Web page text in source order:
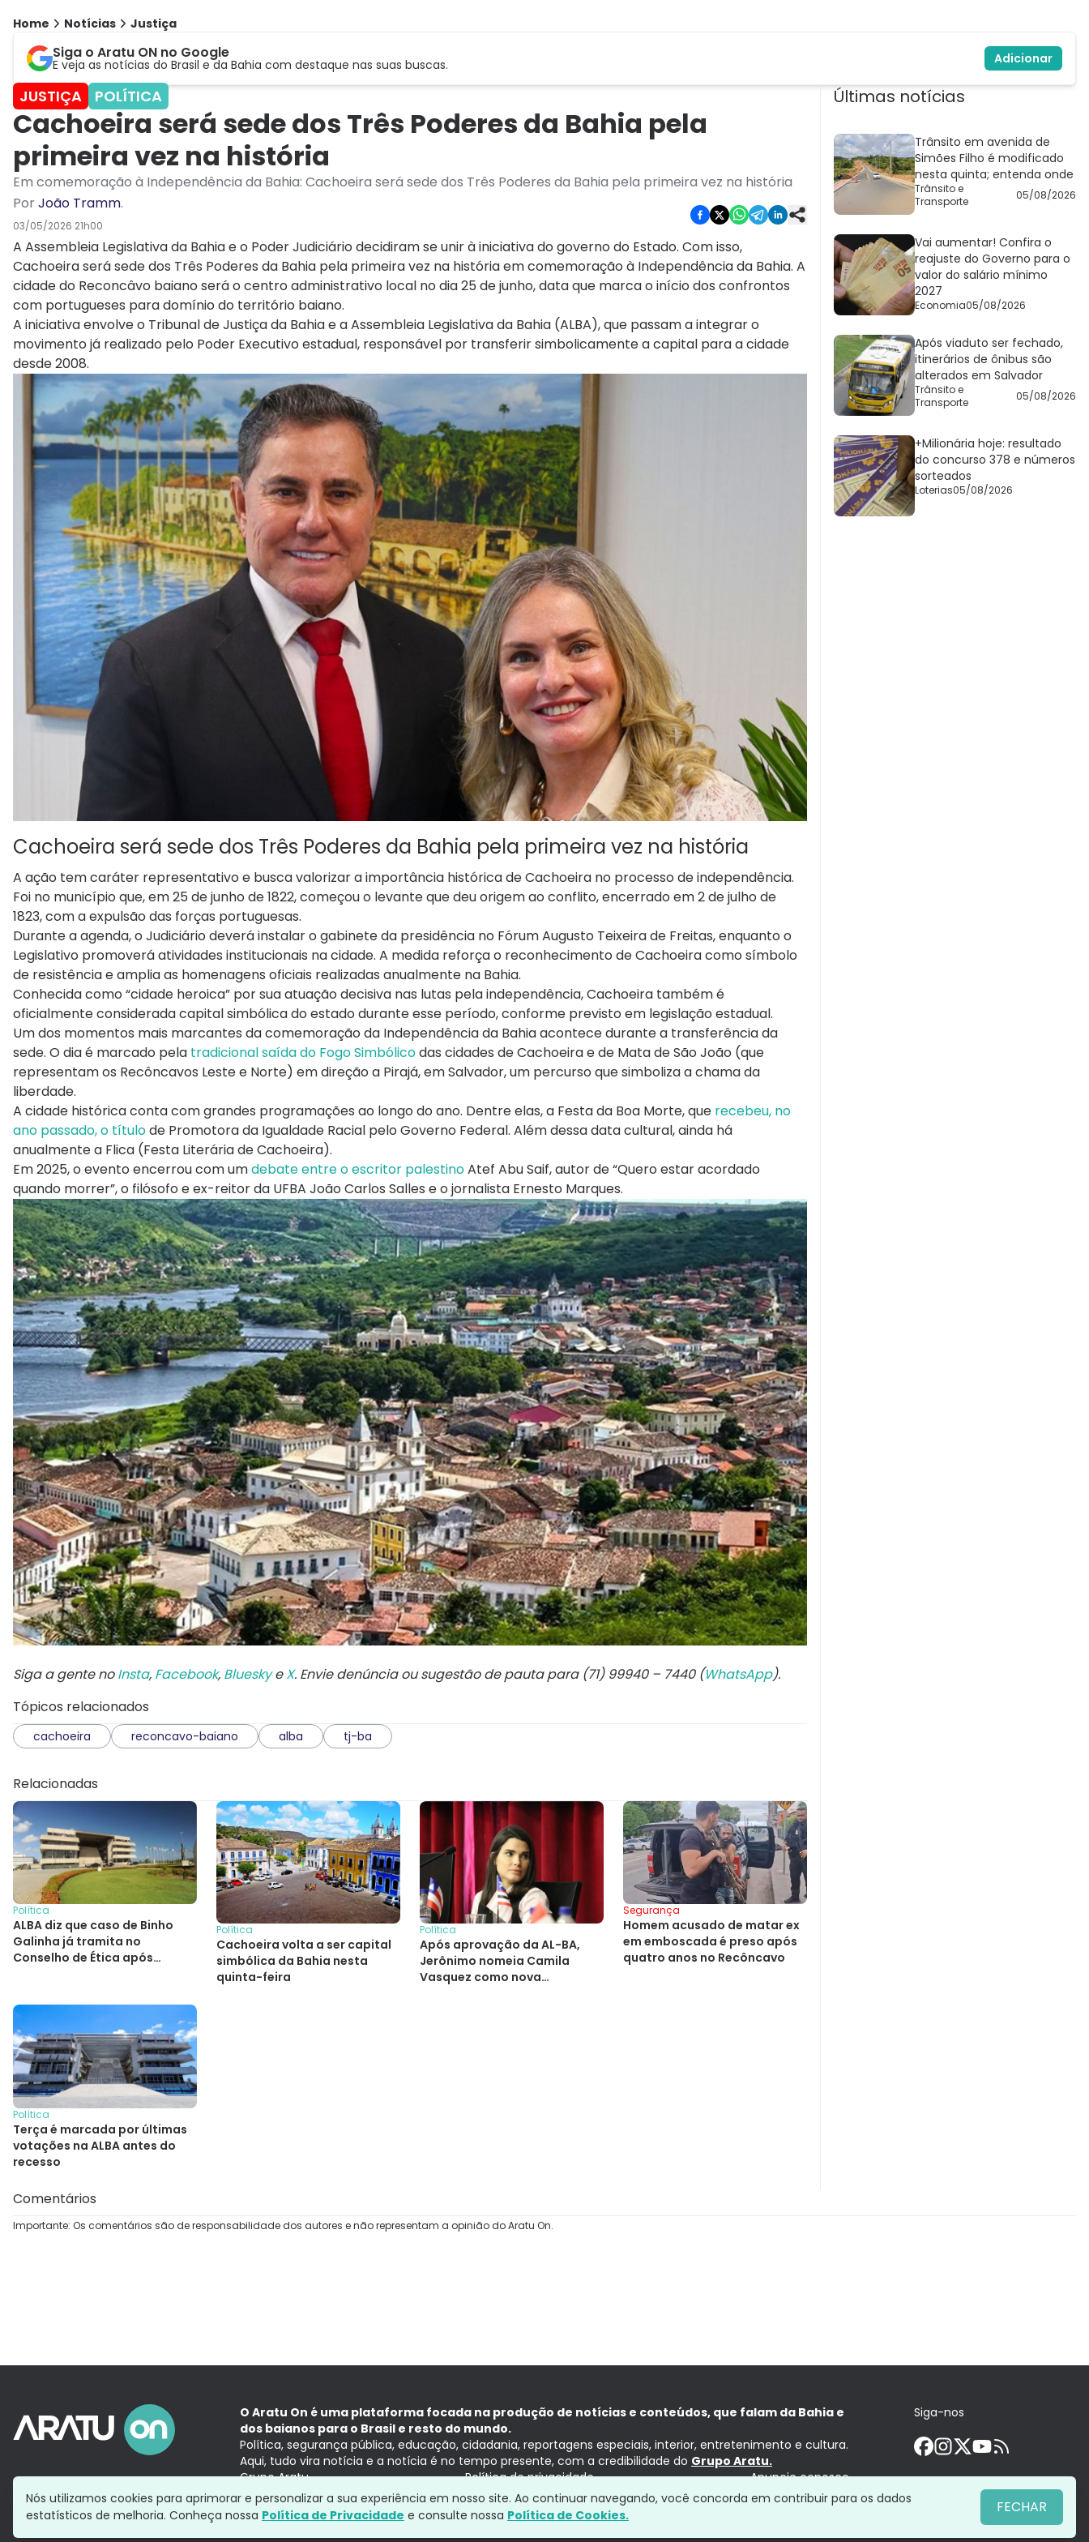
Home Notícias Justiça
Siga o Aratu ON no Google
E veja as notícias do Brasil e da Bahia com destaque nas suas buscas. Adicionar
JUSTIÇA POLÍTICA
Cachoeira será sede dos Três Poderes da Bahia pela
primeira vez na história
Em comemoração à Independência da Bahia: Cachoeira será sede dos Três Poderes da Bahia pela primeira vez na história
PorJoão Tramm.
03/05/2026 21h00
A Assembleia Legislativa da Bahia e o Poder Judiciário decidiram se unir à iniciativa do governo do Estado. Com isso,
Cachoeira será sede dos Três Poderes da Bahia pela primeira vez na história em comemoração à Independência da Bahia. A
cidade do Reconcâvo baiano será o centro administrativo local no dia 25 de junho, data que marca o início dos confrontos
com portugueses para domínio do território baiano.
A iniciativa envolve o Tribunal de Justiça da Bahia e a Assembleia Legislativa da Bahia (ALBA), que passam a integrar o
movimento já realizado pelo Poder Executivo estadual, responsável por transferir simbolicamente a capital para a cidade
desde 2008.
Cachoeira será sede dos Três Poderes da Bahia pela primeira vez na história
A ação tem caráter representativo e busca valorizar a importância histórica de Cachoeira no processo de independência.
Foi no município que, em 25 de junho de 1822, começou o levante que deu origem ao conflito, encerrado em 2 de julho de
1823, com a expulsão das forças portuguesas.
Durante a agenda, o Judiciário deverá instalar o gabinete da presidência no Fórum Augusto Teixeira de Freitas, enquanto o
Legislativo promoverá atividades institucionais na cidade. A medida reforça o reconhecimento de Cachoeira como símbolo
de resistência e amplia as homenagens oficiais realizadas anualmente na Bahia.
Conhecida como “cidade heroica” por sua atuação decisiva nas lutas pela independência, Cachoeira também é
oficialmente considerada capital simbólica do estado durante esse período, conforme previsto em legislação estadual.
Um dos momentos mais marcantes da comemoração da Independência da Bahia acontece durante a transferência da
sede. O dia é marcado pela tradicional saída do Fogo Simbólicodas cidades de Cachoeira e de Mata de São João (que
representam os Recôncavos Leste e Norte) em direção a Pirajá, em Salvador, um percurso que simboliza a chama da
liberdade.
A cidade histórica conta com grandes programações ao longo do ano. Dentre elas, a Festa da Boa Morte, que recebeu, no
ano passado, o títulode Promotora da Igualdade Racial pelo Governo Federal. Além dessa data cultural, ainda há
anualmente a Flica (Festa Literária de Cachoeira).
Em 2025, o evento encerrou com umdebate entre o escritor palestinoAtef Abu Saif, autor de “Quero estar acordado
quando morrer”, o filósofo e ex-reitor da UFBA João Carlos Salles e o jornalista Ernesto Marques.
Siga a gente noInsta, Facebook, BlueskyeX. Envie denúncia ou sugestão de pauta para (71) 99940 – 7440 (WhatsApp).
Tópicos relacionados
cachoeira reconcavo-baiano alba tj-ba
Relacionadas
Política
ALBA diz que caso de Binho
Galinha já tramita no
Conselho de Ética após
Política
Cachoeira volta a ser capital
simbólica da Bahia nesta
quinta-feira
Política
Após aprovação da AL-BA,
Jerônimo nomeia Camila
Vasquez como nova
Segurança
Homem acusado de matar ex
em emboscada é preso após
quatro anos no Recôncavo
Política
Terça é marcada por últimas
votações na ALBA antes do
recesso
Últimas notícias
Trânsito em avenida de
Simões Filho é modificado
nesta quinta; entenda onde
Trânsito e
Transporte
05/08/2026
Vai aumentar! Confira o
reajuste do Governo para o
valor do salário mínimo
2027
Economia05/08/2026
Após viaduto ser fechado,
itinerários de ônibus são
alterados em Salvador
Trânsito e
Transporte
05/08/2026
+Milionária hoje: resultado
do concurso 378 e números
sorteados
Loterias05/08/2026
Comentários
Importante: Os comentários são de responsabilidade dos autores e não representam a opinião do Aratu On.
O Aratu On é uma plataforma focada na produção de notícias e conteúdos, que falam da Bahia e
dos baianos para o Brasil e resto do mundo.
Política, segurança pública, educação, cidadania, reportagens especiais, interior, entretenimento e cultura.
Aqui, tudo vira notícia e a notícia é no tempo presente, com a credibilidade do Grupo Aratu.
Grupo Aratu
Política de privacidade Anuncie conosco
Siga-nos
Nós utilizamos cookies para aprimorar e personalizar a sua experiência em nosso site. Ao continuar navegando, você concorda em contribuir para os dados
estatísticos de melhoria. Conheça nossa Política de Privacidade e consulte nossa Política de Cookies. FECHAR